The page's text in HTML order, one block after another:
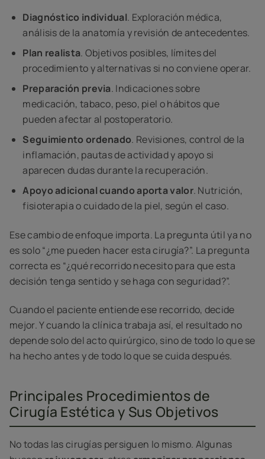
Diagnóstico individual. Exploración médica,
análisis de la anatomía y revisión de antecedentes.
Plan realista. Objetivos posibles, límites del
procedimiento y alternativas si no conviene operar.
Preparación previa. Indicaciones sobre
medicación, tabaco, peso, piel o hábitos que
pueden afectar al postoperatorio.
Seguimiento ordenado. Revisiones, control de la
inflamación, pautas de actividad y apoyo si
aparecen dudas durante la recuperación.
Apoyo adicional cuando aporta valor. Nutrición,
fisioterapia o cuidado de la piel, según el caso.
Ese cambio de enfoque importa. La pregunta útil ya no
es solo “¿me pueden hacer esta cirugía?”. La pregunta
correcta es “¿qué recorrido necesito para que esta
decisión tenga sentido y se haga con seguridad?”.
Cuando el paciente entiende ese recorrido, decide
mejor. Y cuando la clínica trabaja así, el resultado no
depende solo del acto quirúrgico, sino de todo lo que se
ha hecho antes y de todo lo que se cuida después.
Principales Procedimientos de
Cirugía Estética y Sus Objetivos
No todas las cirugías persiguen lo mismo. Algunas